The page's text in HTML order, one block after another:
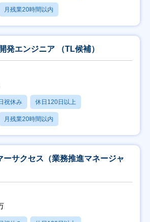
月残業20時間以内
発エンジニア （TL候補）
祝休み 休日120日以上
月残業20時間以内
サクセス（業務推進マネージャ